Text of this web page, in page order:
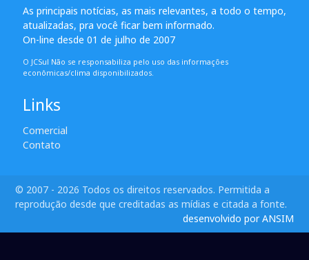
As principais notícias, as mais relevantes, a todo o tempo,
atualizadas, pra você ficar bem informado.
On-line desde 01 de julho de 2007
O JCSul Não se responsabiliza pelo uso das informações
econômicas/clima disponibilizados.
Links
Comercial
Contato
© 2007 - 2026 Todos os direitos reservados. Permitida a
reprodução desde que creditadas as mídias e citada a fonte.
desenvolvido por ANSIM